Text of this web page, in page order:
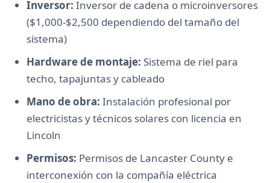
Inversor: Inversor de cadena o microinversores
($1,000-$2,500 dependiendo del tamaño del
sistema)
Hardware de montaje: Sistema de riel para
techo, tapajuntas y cableado
Mano de obra: Instalación profesional por
electricistas y técnicos solares con licencia en
Lincoln
Permisos: Permisos de Lancaster County e
interconexión con la compañía eléctrica